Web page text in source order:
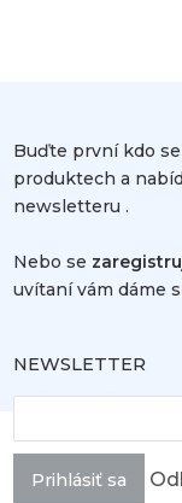
Buďte první kdo
produktech a
newsletteru .
Nebo se
uvítaní vám dáme
NEWSLETTER
Prihlásiť sa